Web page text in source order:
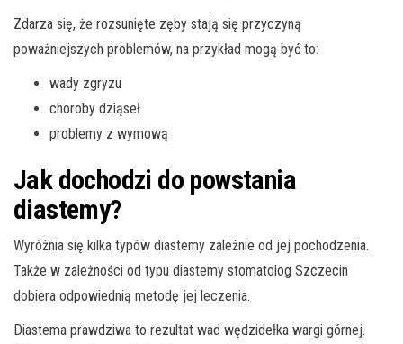
Zdarza się, że rozsunięte zęby stają się przyczyną
poważniejszych problemów, na przykład mogą być to:
wady zgryzu
choroby dziąseł
problemy z wymową
Jak dochodzi do powstania
diastemy?
Wyróżnia się kilka typów diastemy zależnie od jej pochodzenia.
Także w zależności od typu diastemy stomatolog Szczecin
dobiera odpowiednią metodę jej leczenia.
Diastema prawdziwa to rezultat wad wędzidełka wargi górnej.